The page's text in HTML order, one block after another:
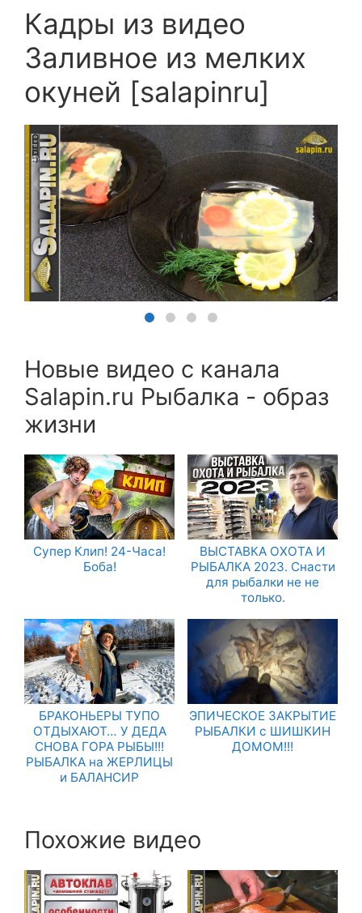
Кадры из видео
Заливное из мелких
окуней [salapinru]
Новые видео с канала
Salapin.ru Рыбалка - образ
жизни
Супер Клип! 24-Часа!
Боба!
ВЫСТАВКА ОХОТА И
РЫБАЛКА 2023. Снасти
для рыбалки не не
только.
БРАКОНЬЕРЫ ТУПО
ОТДЫХАЮТ… У ДЕДА
СНОВА ГОРА РЫБЫ!!!
РЫБАЛКА на ЖЕРЛИЦЫ
и БАЛАНСИР
ЭПИЧЕСКОЕ ЗАКРЫТИЕ
РЫБАЛКИ с ШИШКИН
ДОМОМ!!!
Похожие видео